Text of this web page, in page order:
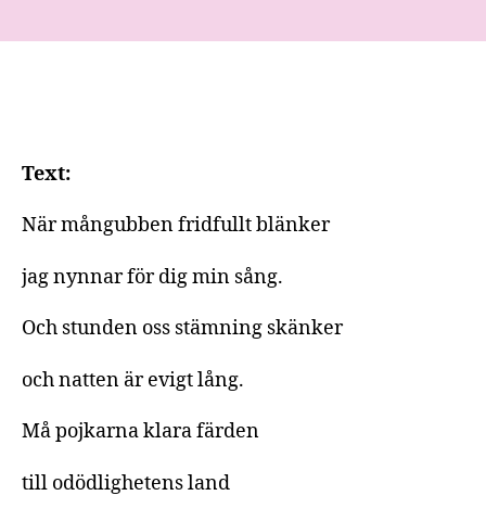
Text:
När mångubben fridfullt blänker
jag nynnar för dig min sång.
Och stunden oss stämning skänker
och natten är evigt lång.
Må pojkarna klara färden
till odödlighetens land